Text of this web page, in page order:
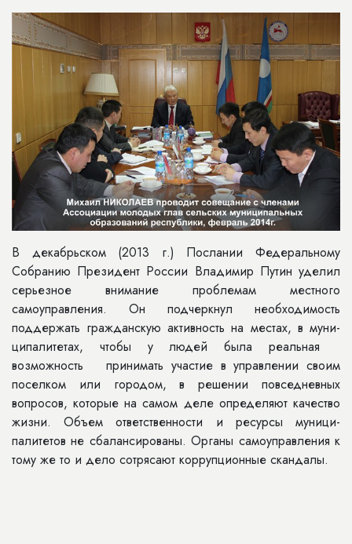
В декабрьском (2013 г.) Послании Федеральному
Собранию Президент России Владимир Путин уделил
се­рьезное внимание проблемам мест­ного
самоуправления. Он подчеркнул необходимость
поддержать граждан­скую активность на местах, в муни­
ципалитетах, чтобы у людей была реальная
возможность принимать участие в управлении своим
поселком или городом, в решении повседнев­ных
вопросов, которые на самом деле определяют качество
жизни. Объем ответственности и ресурсы муници­
палитетов не сбалансированы. Органы самоуправления к
тому же то и дело сотрясают коррупционные скандалы.